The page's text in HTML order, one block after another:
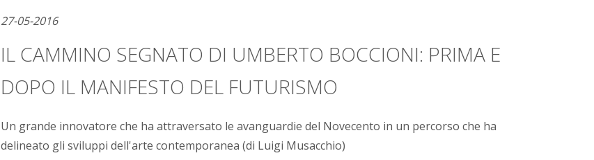
27-05-2016
IL CAMMINO SEGNATO DI UMBERTO BOCCIONI: PRIMA E
DOPO IL MANIFESTO DEL FUTURISMO
Un grande innovatore che ha attraversato le avanguardie del Novecento in un percorso che ha
delineato gli sviluppi dell'arte contemporanea (di Luigi Musacchio)